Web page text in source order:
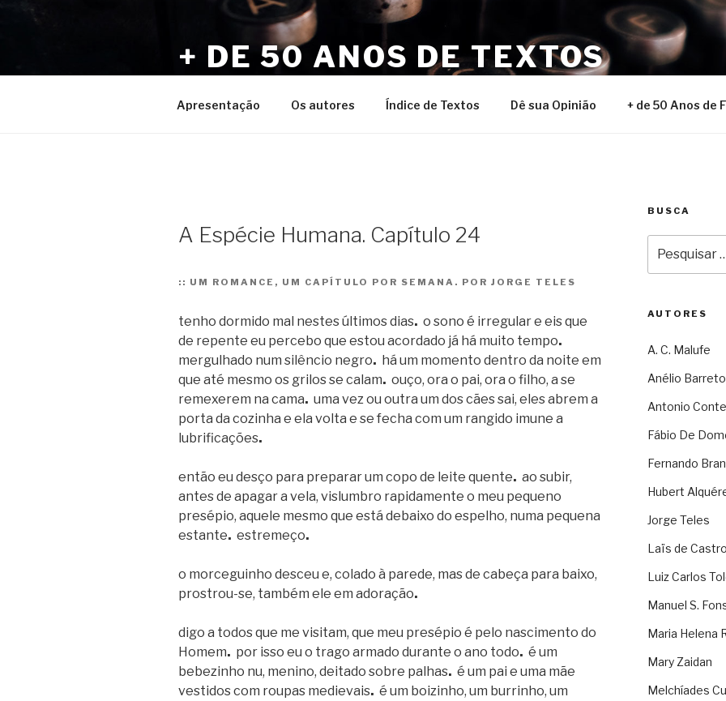
Pular
+ DE 50 ANOS DE TEXTOS
Apresentação Os autores Índice de Textos Dê sua Opinião + de 50 Anos de
A Espécie Humana. Capítulo 24
:: UM ROMANCE, UM CAPÍTULO POR SEMANA. POR JORGE TELES
tenho dormido mal nestes últimos dias. o sono é irregular e eis que
de repente eu percebo que estou acordado já há muito tempo.
mergulhado num silêncio negro. há um momento dentro da noite em
que até mesmo os grilos se calam. ouço, ora o pai, ora o filho, a se
remexerem na cama. uma vez ou outra um dos cães sai, eles abrem a
porta da cozinha e ela volta e se fecha com um rangido imune a
lubrificações.
então eu desço para preparar um copo de leite quente. ao subir,
antes de apagar a vela, vislumbro rapidamente o meu pequeno
presépio, aquele mesmo que está debaixo do espelho, numa pequena
estante. estremeço.
o morceguinho desceu e, colado à parede, mas de cabeça para baixo,
prostrou-se, também ele em adoração.
digo a todos que me visitam, que meu presépio é pelo nascimento do
Homem. por isso eu o trago armado durante o ano todo. é um
bebezinho nu, menino, deitado sobre palhas. é um pai e uma mãe
vestidos com roupas medievais. é um boizinho, um burrinho, um
BUSCA
por:
AUTORES
A. C. Malufe
Anélio Barreto
Antonio
Fábio De
Fernando
Hubert
Jorge Teles
Laïs de Castro
Luiz Carlos
Manuel S.
Maria Helena
Mary Zaidan
Melchíades